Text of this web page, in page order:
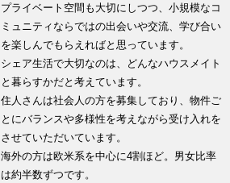
プライベート空間も大切にしつつ、小規模なコ
ミュニティならではの出会いや交流、学び合い
を楽しんでもらえればと思っています。
シェア生活で大切なのは、どんなハウスメイト
と暮らすかだと考えています。
住人さんは社会人の方を募集しており、物件ご
とにバランスや多様性を考えながら受け入れを
させていただいています。
海外の方は欧米系を中心に4割ほど。男女比率
は約半数ずつです。